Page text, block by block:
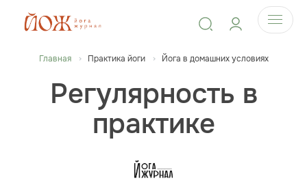
Главная Практика йоги Йога в домашних условиях
Регулярность в
практике